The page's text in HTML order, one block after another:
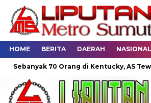
HOME BERITA DAERAH NASIONAL
70 Orang di Kentucky, AS Tewas